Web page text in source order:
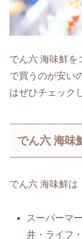
でん六 海味鮮を
で買うのが安い
はぜひチェック
でん六 海味
でん六 海味鮮は
スーパーマ
井・ライフ